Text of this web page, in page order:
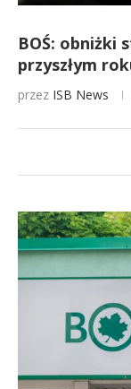
BOŚ: obniżki
przyszłym
przez ISB News